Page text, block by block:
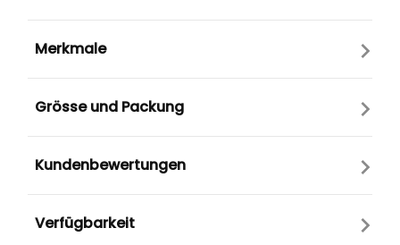
Merkmale
Grösse und Packung
Kundenbewertungen
Verfügbarkeit